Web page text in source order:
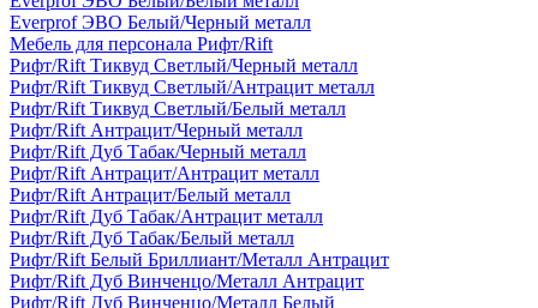
Everprof ЭВО Белый/Черный металл
Мебель для персонала Рифт/Rift
Рифт/Rift Тиквуд Светлый/Черный металл
Рифт/Rift Тиквуд Светлый/Антрацит металл
Рифт/Rift Тиквуд Светлый/Белый металл
Рифт/Rift Антрацит/Черный металл
Рифт/Rift Дуб Табак/Черный металл
Рифт/Rift Антрацит/Антрацит металл
Рифт/Rift Антрацит/Белый металл
Рифт/Rift Дуб Табак/Антрацит металл
Рифт/Rift Дуб Табак/Белый металл
Рифт/Rift Белый Бриллиант/Металл Антрацит
Рифт/Rift Дуб Винченцо/Металл Антрацит
Рифт/Rift Дуб Винченцо/Металл Белый